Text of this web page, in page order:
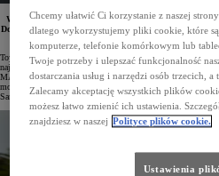
We wszystkich salonach Toyoty oraz Toyota
Dostawczych, które potrwają do 5 października. Klienci
aut z rodziny PROACE, w tym
Toyota Professional może uznać rok 2024 za wyjątkowy.
największą popularnością modele PROACE CITY i
MAX, który stanowi debiut Toyoty w kategorii największych
modeli, wraz z niezawodnym pick-upem Toyotą Hilux,
Samochodów Dostawczych.
Chcemy ułatwić Ci korzystanie z naszej
dlatego wykorzystujemy pliki cookie, które
komputerze, telefonie komórkowym lub
Twoje potrzeby i ulepszać funkcjonalność
dostarczania usług i narzędzi osób trzecich, a
Zalecamy akceptację wszystkich plików
możesz łatwo zmienić ich ustawienia.
znajdziesz w naszej Polityce plików cookie.
Ustawienia